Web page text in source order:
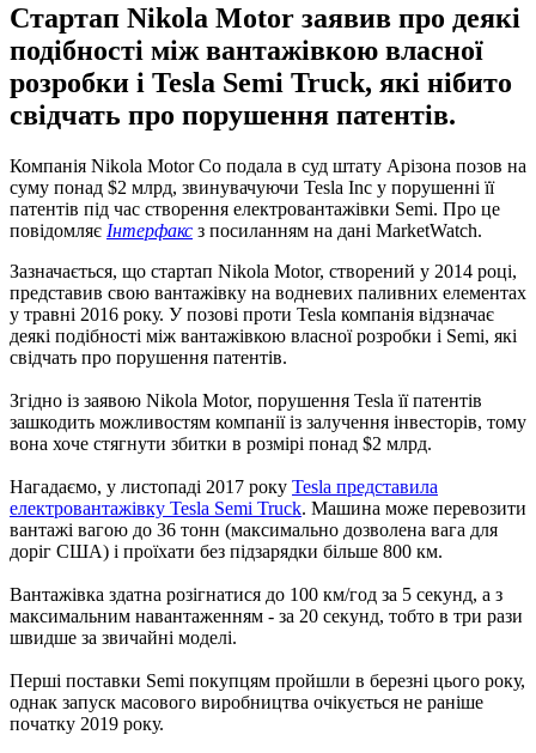
Стартап Nikola Motor заявив про деякі
подібності між вантажівкою власної
розробки і Tesla Semi Truck, які нібито
свідчать про порушення патентів.
Компанія Nikola Motor Co подала в суд штату Арізона позов на
суму понад $2 млрд, звинувачуючи Tesla Inc у порушенні її
патентів під час створення електровантажівки Semi. Про це
повідомляє Інтерфакс з посиланням на дані MarketWatch.
Зазначається, що стартап Nikola Motor, створений у 2014 році,
представив свою вантажівку на водневих паливних елементах
у травні 2016 року. У позові проти Tesla компанія відзначає
деякі подібності між вантажівкою власної розробки і Semi, які
свідчать про порушення патентів.
Згідно із заявою Nikola Motor, порушення Tesla її патентів
зашкодить можливостям компанії із залучення інвесторів, тому
вона хоче стягнути збитки в розмірі понад $2 млрд.
Нагадаємо, у листопаді 2017 року Tesla представила
електровантажівку Tesla Semi Truck. Машина може перевозити
вантажі вагою до 36 тонн (максимально дозволена вага для
доріг США) і проїхати без підзарядки більше 800 км.
Вантажівка здатна розігнатися до 100 км/год за 5 секунд, а з
максимальним навантаженням - за 20 секунд, тобто в три рази
швидше за звичайні моделі.
Перші поставки Semi покупцям пройшли в березні цього року,
однак запуск масового виробництва очікується не раніше
початку 2019 року.